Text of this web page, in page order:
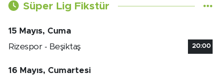
Süper Lig Fikstür
15 Mayıs, Cuma
Rizespor - Beşiktaş
20:00
16 Mayıs, Cumartesi